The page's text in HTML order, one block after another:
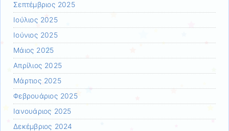
Σεπτέμβριος 2025
Ιούλιος 2025
Ιούνιος 2025
Μάιος 2025
Απρίλιος 2025
Μάρτιος 2025
Φεβρουάριος 2025
Ιανουάριος 2025
Δεκέμβριος 2024